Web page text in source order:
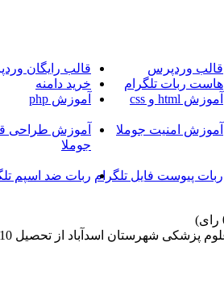
قالب وردپرس قالب رایگان
هاست ربات تلگرام خرید دامنه
آموزش html و css آموزش php
آموزش امنیت جوملا
آموزش طراحی
جوملا
ربات پیوست فایل تلگرام ربات ضد اسپم